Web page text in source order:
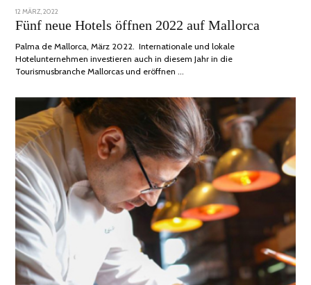
POSTED
ON
12 MÄRZ, 2022
DEZEMBER,
2022
Fünf neue Hotels öffnen 2022 auf Mallorca
Palma de Mallorca, März 2022. Internationale und lokale
Hotelunternehmen investieren auch in diesem Jahr in die
Tourismusbranche Mallorcas und eröffnen …